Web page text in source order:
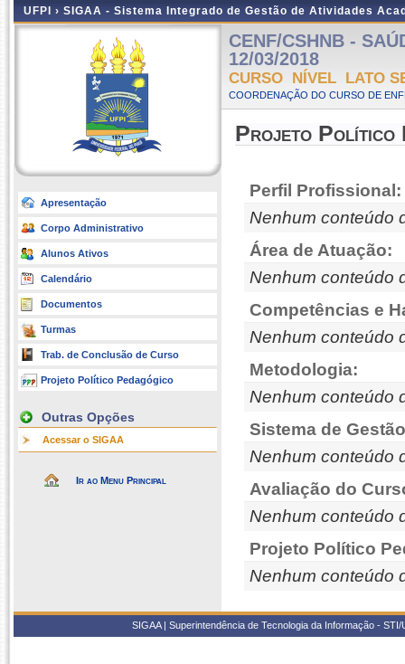
UFPI › SIGAA - Sistema Integrado de Gestão de Atividades
Apresentação
Corpo Administrativo
Alunos Ativos
Calendário
Documentos
Turmas
Trab. de Conclusão de Curso
Projeto Político Pedagógico
Outras Opções
Acessar o SIGAA
Ir ao Menu Principal
CENF/CSHNB -
12/03/2018
CURSO NÍVEL LATO
COORDENAÇÃO DO CURSO DE
Projeto Político
Perfil Profissional:
Nenhum conteúdo
Área de Atuação:
Nenhum conteúdo
Competências e
Nenhum conteúdo
Metodologia:
Nenhum conteúdo
Sistema de
Nenhum conteúdo
Avaliação do
Nenhum conteúdo
Projeto Político
Nenhum conteúdo
SIGAA | Superintendência de Tecnologia da Informação -